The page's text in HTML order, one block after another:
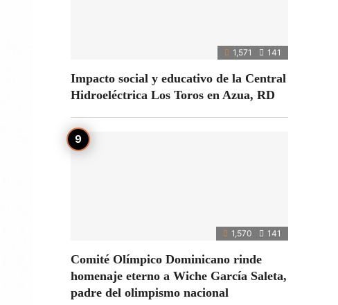
1,571 141
Impacto social y educativo de la Central
Hidroeléctrica Los Toros en Azua, RD
1,570 141
Comité Olímpico Dominicano rinde
homenaje eterno a Wiche García Saleta,
padre del olimpismo nacional